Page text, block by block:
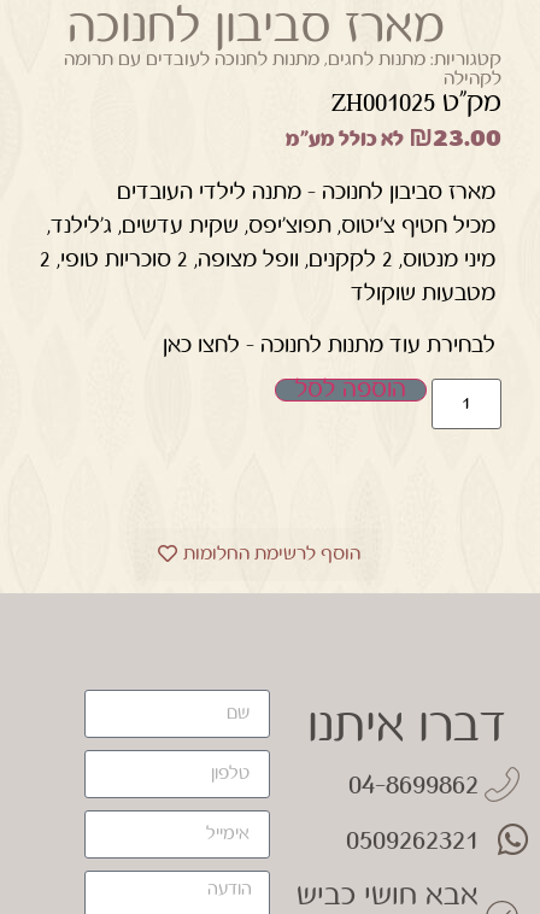
מארז סביבון לחנוכה
קטגוריות: מתנות לחגים,מתנות לחנוכה לעובדים עם תרומה
לקהילה
מק"ט ZH001025
₪23.00 לא כולל מע"מ
מארז סביבון לחנוכה – מתנה לילדי העובדים
מכיל חטיף צ'יטוס, תפוצ'יפס, שקית עדשים, ג'לילנד,
מיני מנטוס, 2 לקקנים, וופל מצופה, 2 סוכריות טופי, 2
מטבעות שוקולד
לבחירת עוד מתנות לחנוכה – לחצו כאן
הוספה לסל
הוסף לרשימת החלומות
דברו איתנו
04-8699862
0509262321
אבא חושי כביש